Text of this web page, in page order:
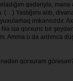
qədəriylə,
(…) Yastığımı alıb,
imkansızdır.
Nə isə qorxunc bir
Amma o da ardımca
nədən qorxuram